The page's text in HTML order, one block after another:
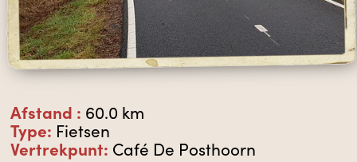
Afstand : 60.0 km
Type: Fietsen
Vertrekpunt: Café De Posthoorn